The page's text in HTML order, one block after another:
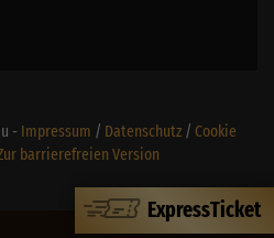
ExpressTicket
- Impressum / Datenschutz/ Cookie
barrierefreien Version